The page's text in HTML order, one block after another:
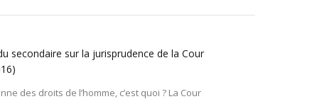
secondaire sur la jurisprudence de la Cour
des droits de l’homme, c’est quoi ? La Cour